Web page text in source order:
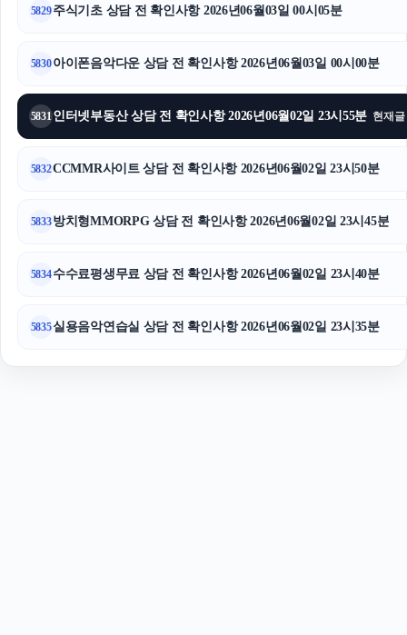
5829주식기초 상담 전 확인사항 2026년06월03일 00시05분
5830아이폰음악다운 상담 전 확인사항 2026년06월03일 00시00분
5831 인터넷부동산 상담 전 확인사항 2026년06월02일 23시55분 현재글
5832CCMMR사이트 상담 전 확인사항 2026년06월02일 23시50분
5833방치형MMORPG 상담 전 확인사항 2026년06월02일 23시45분
5834수수료평생무료 상담 전 확인사항 2026년06월02일 23시40분
5835실용음악연습실 상담 전 확인사항 2026년06월02일 23시35분